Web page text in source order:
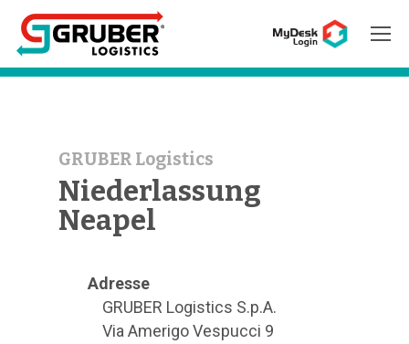
GRUBER Logistics
Niederlassung
Neapel
Adresse
GRUBER Logistics S.p.A.
Via Amerigo Vespucci 9